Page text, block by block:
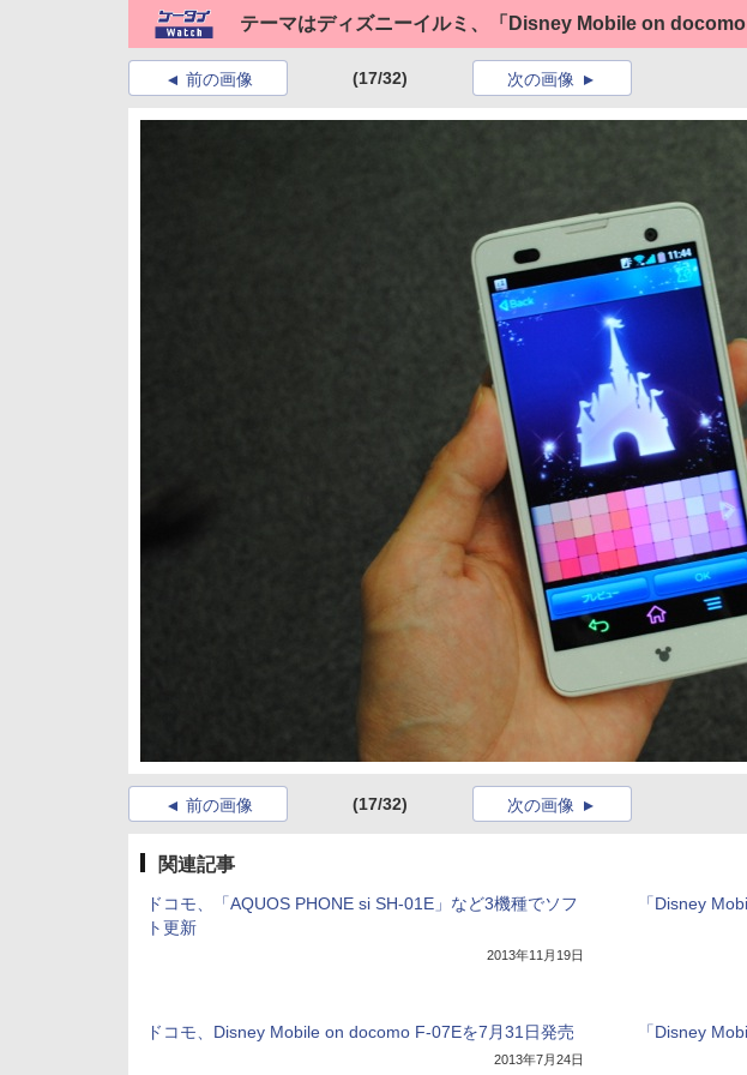
テーマはディズニーイルミ、「Disney Mobile on docomo
前の画像 (17/32) 次の画像
前の画像 (17/32) 次の画像
関連記事
ドコモ、「AQUOS PHONE si SH-01E」など3機種でソフ
ト更新
2013年11月19日
「Disney
ドコモ、Disney Mobile on docomo F-07Eを7月31日発売
2013年7月24日
「Disney